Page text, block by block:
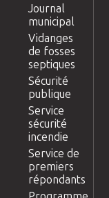
Journal
municipal
Vidanges
de fosses
septiques
Sécurité
publique
Service
sécurité
incendie
Service de
premiers
répondants